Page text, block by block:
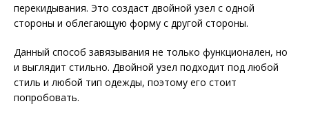
перекидывания. Это создаст двойной узел с одной
стороны и облегающую форму с другой стороны.
Данный способ завязывания не только функционален, но
и выглядит стильно. Двойной узел подходит под любой
стиль и любой тип одежды, поэтому его стоит
попробовать.